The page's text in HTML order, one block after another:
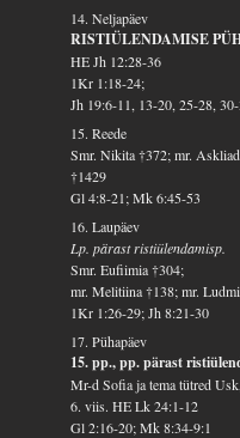
14. Neljapäev
RISTIÜLENDAMISE
HE Jh 12:28-36
1Kr 1:18-24;
Jh 19:6-11, 13-20, 25-28,
15. Reede
Smr. Nikita †372; mr.
†1429
Gl 4:8-21; Mk 6:45-53
16. Laupäev
Lp. pärast ristiülendamisp.
Smr. Eufiimia †304;
mr. Melitiina †138; mr.
1Kr 1:26-29; Jh 8:21-30
17. Pühapäev
15. pp., pp. pärast
Mr-d Sofia ja tema tütred
6. viis. HE Lk 24:1-12
Gl 2:16-20; Mk 8:34-9:1